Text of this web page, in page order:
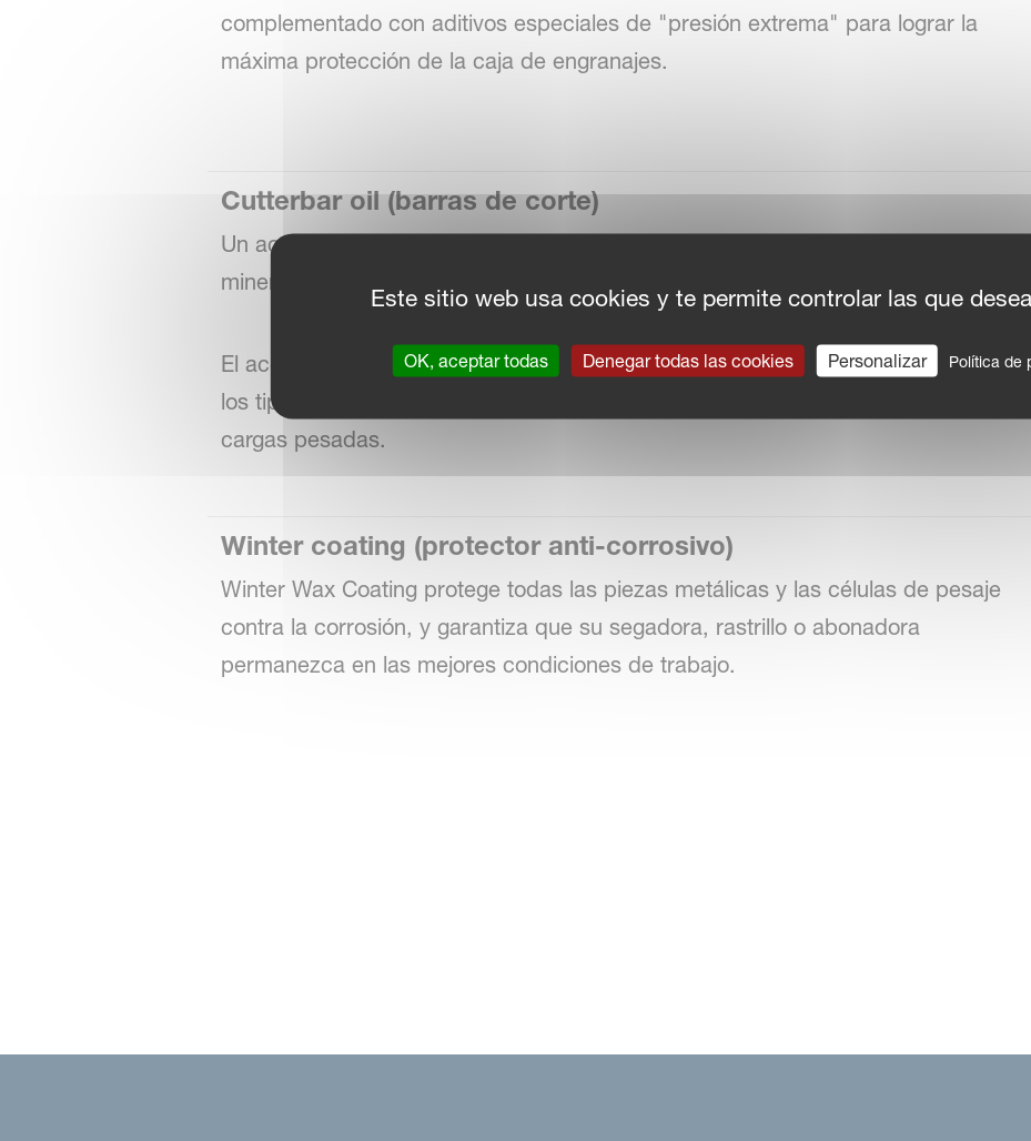
complementado con aditivos especiales de "presión extrema" para lograr la
máxima protección de la caja de engranajes.
Cutterbar oil (barras de corte)
Un aceite industrial premium de transmisiones. El producto se basa en aceite
mineral, complementado con aditivos sin plomo 'Extreme Pressure'.
El aceite de la barra de corte se puede usar para la lubricación de casi todos
los tipos de transmisiones de engranajes industriales que están sujetos a
cargas pesadas.
Winter coating (protector anti-corrosivo)
Winter Wax Coating protege todas las piezas metálicas y las células de pesaje
contra la corrosión, y garantiza que su segadora, rastrillo o abonadora
permanezca en las mejores condiciones de trabajo.
Este sitio web usa cookies y te permite controlar las que
OK, aceptar todas Denegar todas las cookies Personalizar Política de